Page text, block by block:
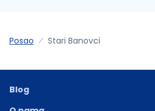
Posao Stari Banovci
Blog